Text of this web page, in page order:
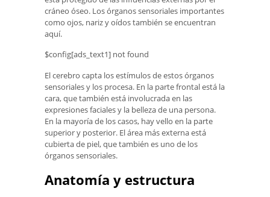
cráneo óseo. Los órganos sensoriales importantes
como ojos, nariz y oídos también se encuentran
aquí.
$config[ads_text1] not found
El cerebro capta los estímulos de estos órganos
sensoriales y los procesa. En la parte frontal está la
cara, que también está involucrada en las
expresiones faciales y la belleza de una persona.
En la mayoría de los casos, hay vello en la parte
superior y posterior. El área más externa está
cubierta de piel, que también es uno de los
órganos sensoriales.
Anatomía y estructura